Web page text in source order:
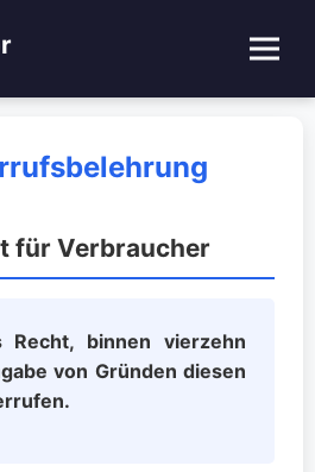
für Verbraucher
Recht, binnen vierzehn
von Gründen diesen